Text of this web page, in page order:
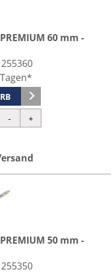
60 mm -
255360
50 mm -
255350